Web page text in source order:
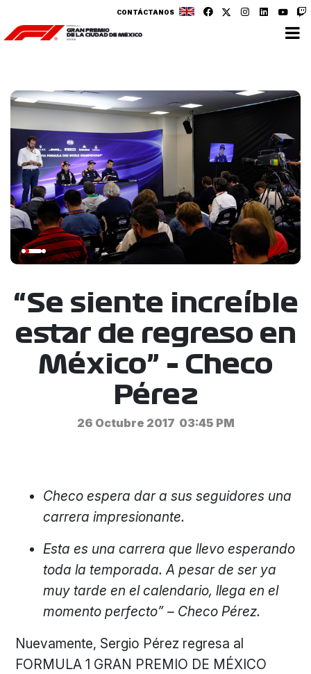
CONTÁCTANOS
“Se siente increíble
estar de regreso en
México” – Checo
Pérez
26 Octubre 2017 03:45 PM
Checo espera dar a sus seguidores una
carrera impresionante.
Esta es una carrera que llevo esperando
toda la temporada. A pesar de ser ya
muy tarde en el calendario, llega en el
momento perfecto” – Checo Pérez.
Nuevamente, Sergio Pérez regresa al
FORMULA 1 GRAN PREMIO DE MÉXICO